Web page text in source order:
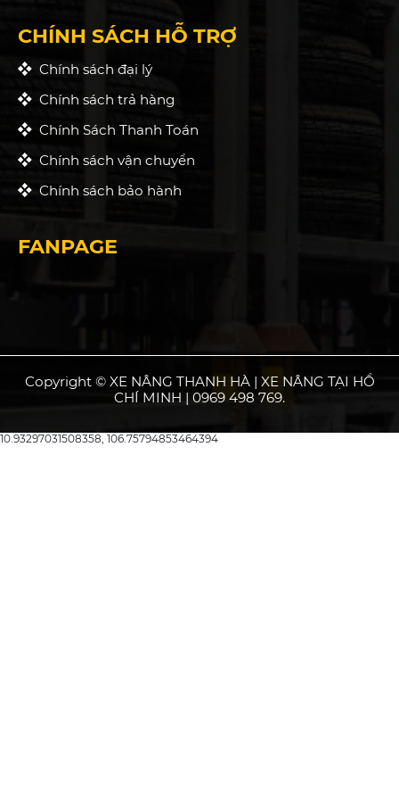
CHÍNH SÁCH HỖ TRỢ
Chính sách đại lý
Chính sách trả hàng
Chính Sách Thanh Toán
Chính sách vận chuyển
Chính sách bảo hành
FANPAGE
Copyright © XE NÂNG THANH HÀ | XE NÂNG TẠI HỒ
CHÍ MINH | 0969 498 769.
10.93297031508358, 106.75794853464394